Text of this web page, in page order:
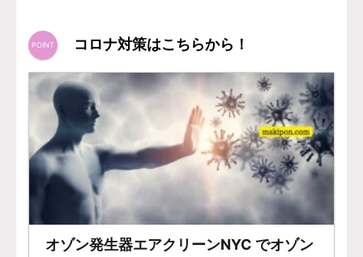
コロナ対策はこちらから！
オゾン発生器エアクリーンNYC でオゾン